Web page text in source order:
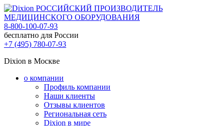
РОССИЙСКИЙ ПРОИЗВОДИТЕЛЬ
МЕДИЦИНСКОГО ОБОРУДОВАНИЯ
8-800-100-07-93
бесплатно для России
+7 (495) 780-07-93
Dixion в Москве
о компании
Профиль компании
Наши клиенты
Отзывы клиентов
Региональная сеть
Dixion в мире